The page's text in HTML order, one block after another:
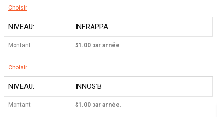
Choisir
INFRAPPA
$1.00 par année.
Choisir
INNOS’B
$1.00 par année.